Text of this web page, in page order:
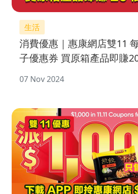
生活
消費優惠｜惠康網店雙11
子優惠券 買原箱產品即賺
07 Nov 2024